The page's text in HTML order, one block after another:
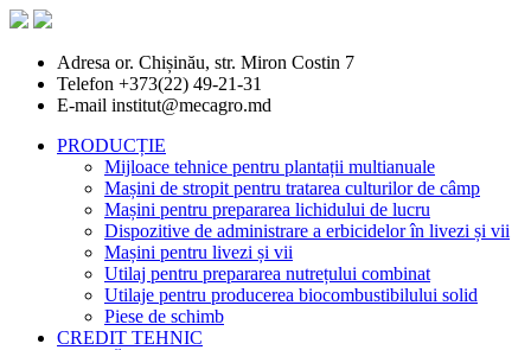
Adresa or. Chișinău, str. Miron Costin 7
Telefon +373(22) 49-21-31
E-mail institut@mecagro.md
PRODUCȚIE
Mijloace tehnice pentru plantații multianuale
Mașini de stropit pentru tratarea culturilor de câmp
Mașini pentru prepararea lichidului de lucru
Dispozitive de administrare a erbicidelor în livezi și vii
Mașini pentru livezi și vii
Utilaj pentru prepararea nutrețului combinat
Utilaje pentru producerea biocombustibilului solid
Piese de schimb
CREDIT TEHNIC